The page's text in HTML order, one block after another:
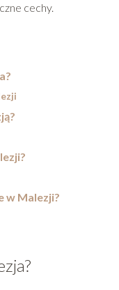
cechy.
w Malezji?